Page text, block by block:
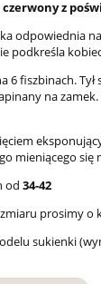
z
odpowiednia
podkreśla
6 fiszbinach. Tył
na zamek.
mieniącego się
od 34-42
prosimy o
sukienki